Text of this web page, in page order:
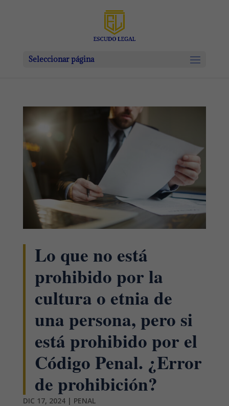
Seleccionar página
Lo que no está
prohibido por la
cultura o etnia de
una persona, pero si
está prohibido por el
Código Penal. ¿Error
de prohibición?
DIC 17, 2024| PENAL